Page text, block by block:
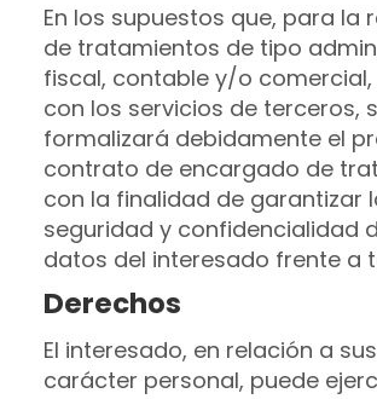
En los supuestos que, para la
de tratamientos de tipo
fiscal, contable y/o
con los servicios de terceros,
formalizará debidamente el
contrato de encargado de
con la finalidad de garantizar
seguridad y confidencialidad
datos del interesado frente a
Derechos
El interesado, en relación a
carácter personal, puede